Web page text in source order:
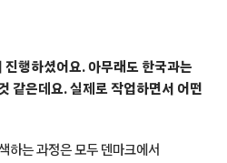
진행하셨어요. 아무래도 한국과는
같은데요. 실제로 작업하면서 어떤
하는 과정은 모두 덴마크에서